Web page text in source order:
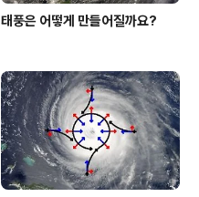
태풍은 어떻게 만들어질까요?